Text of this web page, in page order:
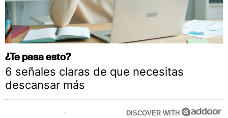
¿Te pasa esto?
6 señales claras de que necesitas
descansar más
DISCOVER WITH